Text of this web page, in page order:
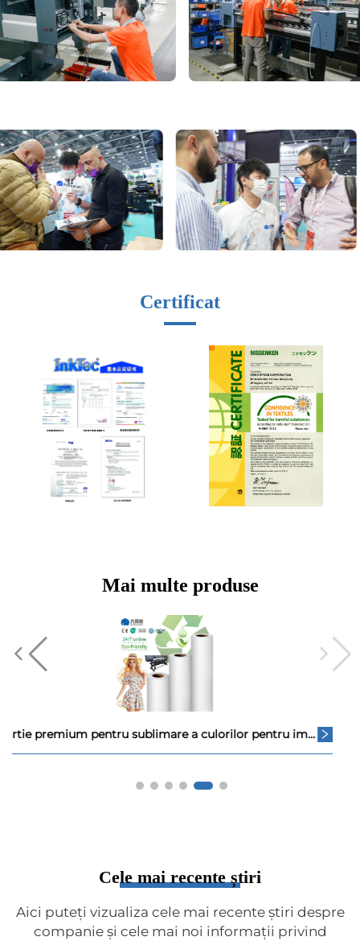
Certificat
Mai multe produse
Cerneală pentru sublimare CMYK Color F6070 F6200 F6270 F7200 F7270 Rată mare de transfer
Cele mai recente știri
Aici puteți vizualiza cele mai recente știri despre
companie și cele mai noi informații privind